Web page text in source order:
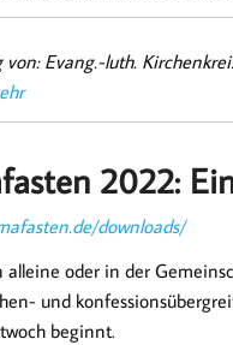
Evang.-luth.
2022:
downloads/
alleine oder in der
und
beginnt.